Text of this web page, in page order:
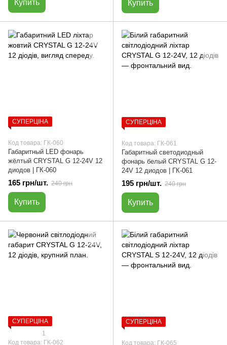
Купить Купить
СУПЕРЦІНА
Код товара: ГК-060
Габаритный LED фонарь
жёлтый CRYSTAL G 12-24V 12
диодов | ГК-060
165 грн/шт. 240 грн
Купить
СУПЕРЦІНА
Код товара: ГК-061
Габаритный светодиодный
фонарь белый CRYSTAL G 12-
24V 12 диодов | ГК-061
195 грн/шт. 240 грн
Купить
СУПЕРЦІНА
1
Код товара: ГК-062
СУПЕРЦІНА
Код товара: ГК-065